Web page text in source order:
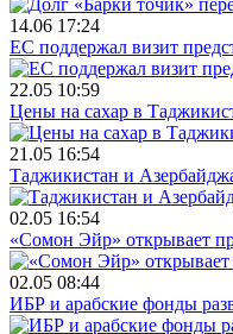
14.06 17:24
ЕС поддержал визит
22.05 10:59
Цены на сахар в
21.05 16:54
Таджикистан и
02.05 16:54
«Сомон Эйр» открывает
02.05 08:44
ИБР и арабские фонды